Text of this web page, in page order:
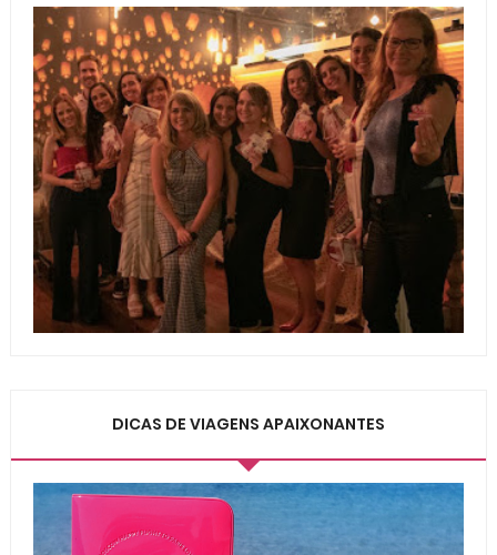
DICAS DE VIAGENS APAIXONANTES